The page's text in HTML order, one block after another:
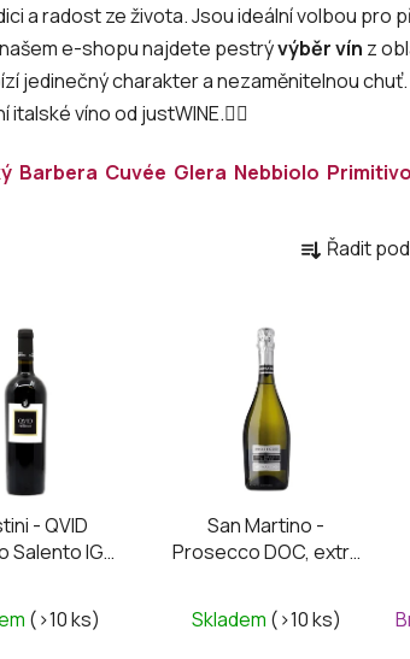
a radost ze života. Jsou ideální volbou pro
e-shopu najdete pestrývýběr vín z
jedinečný charakter a nezaměnitelnou
víno od justWINE.👇🏻
Barbera Cuvée Glera Nebbiolo Primitivo
a
d
u
k
t
ů
Řadit
- QVID
Salento IGT
(>10 ks)
San Martino -
Prosecco DOC, extra
Skladem (>10 ks)